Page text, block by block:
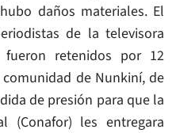
daños materiales. El
de la televisora
fueron retenidos por 12
de Nunkiní, de
de presión para que la
(Conafor) les entregara